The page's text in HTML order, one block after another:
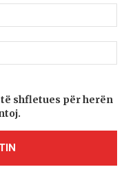
shfletues për herën